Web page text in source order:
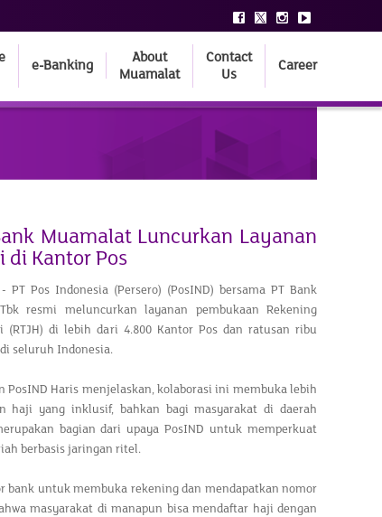
e-Banking
About
Muamalat
Contact
Us
Career
Muamalat Luncurkan Layanan
di Kantor Pos
- PT Pos Indonesia (Persero) (PosIND) bersama PT Bank
resmi meluncurkan layanan pembukaan Rekening
(RTJH) di lebih dari 4.800 Kantor Pos dan ratusan ribu
seluruh Indonesia.
PosIND Haris menjelaskan, kolaborasi ini membuka lebih
haji yang inklusif, bahkan bagi masyarakat di daerah
bagian dari upaya PosIND untuk memperkuat
berbasis jaringan ritel.
bank untuk membuka rekening dan mendapatkan nomor
masyarakat di manapun bisa mendaftar haji dengan